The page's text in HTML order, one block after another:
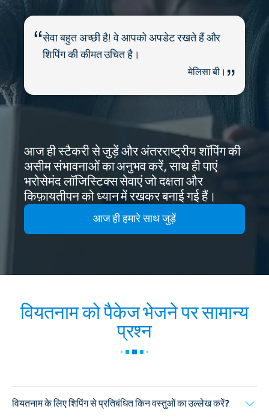
सेवा बहुत अच्छी है! वे आपको अपडेट रखते हैं और
शिपिंग की कीमत उचित है।
मेलिसा बी।
आज ही स्टैकरी से जुड़ें और अंतरराष्ट्रीय शॉपिंग की
असीम संभावनाओं का अनुभव करें, साथ ही पाएं
भरोसेमंद लॉजिस्टिक्स सेवाएं जो दक्षता और
किफ़ायतीपन को ध्यान में रखकर बनाई गई हैं।
आज ही हमारे साथ जुड़ें
वियतनाम को पैकेज भेजने पर सामान्य
प्रश्न
वियतनाम के लिए शिपिंग से प्रतिबंधित किन वस्तुओं का उल्लेख करें?